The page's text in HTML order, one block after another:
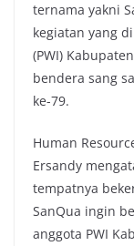
ternama yakni
kegiatan yang
(PWI)
bendera sang
ke-79.
Human
Ersandy
tempatnya
SanQua ingin
anggota PWI